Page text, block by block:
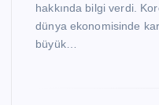
hakkında bilgi verdi.
dünya ekonomisinde
büyük…